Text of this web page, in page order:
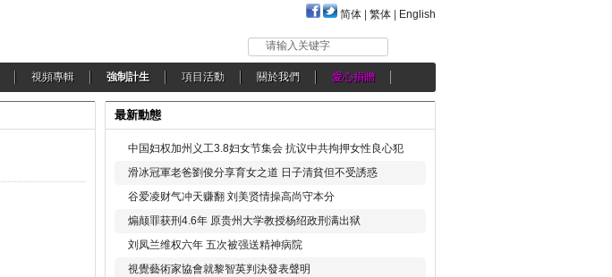
简体 繁体 English
请输入关键字
視頻專輯 強制計生 項目活動 關於我們 愛心捐贈
最新動態
中国妇权加州义工3.8妇女节集会 抗议中共拘押女性良心犯
滑冰冠軍老爸劉俊分享育女之道 日子清貧但不受誘惑
谷爱凌财气冲天赚翻 刘美贤情操高尚守本分
煽颠罪获刑4.6年 原贵州大学教授杨绍政刑满出狱
刘凤兰维权六年 五次被强送精神病院
視覺藝術家協會就黎智英判決發表聲明